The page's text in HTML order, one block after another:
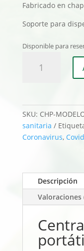
Fabricado en
Soporte para
Disponible para
higienizante
300
cantidad
SKU: CHP-
sanitaria
Coronavirus,
Descripción
Valoraciones